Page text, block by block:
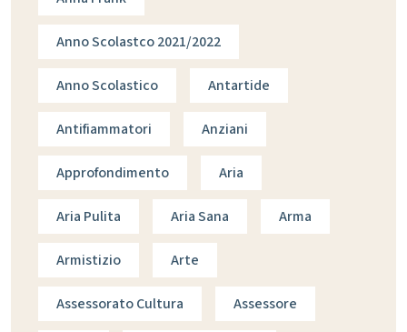
Anno Scolastco 2021/2022
Anno Scolastico Antartide
Antifiammatori Anziani
Approfondimento Aria
Aria Pulita Aria Sana Arma
Armistizio Arte
Assessorato Cultura Assessore